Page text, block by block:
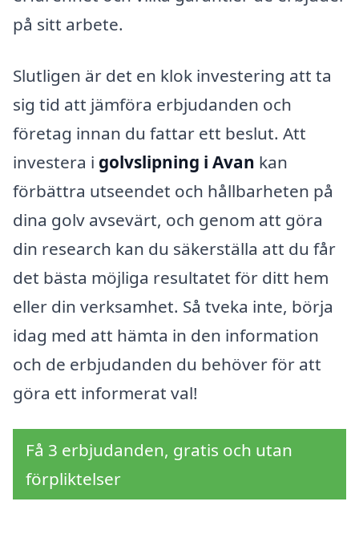
på sitt arbete.
Slutligen är det en klok investering att ta
sig tid att jämföra erbjudanden och
företag innan du fattar ett beslut. Att
investera i golvslipning i Avan kan
förbättra utseendet och hållbarheten på
dina golv avsevärt, och genom att göra
din research kan du säkerställa att du får
det bästa möjliga resultatet för ditt hem
eller din verksamhet. Så tveka inte, börja
idag med att hämta in den information
och de erbjudanden du behöver för att
göra ett informerat val!
Få 3 erbjudanden, gratis och utan
förpliktelser